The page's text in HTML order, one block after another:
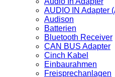
AUDIO IN Adapter
Audison
Batterien
Bluetooth Receiver
CAN BUS Adapter
Cinch Kabel
Einbaurahmen
Freisprechanlagen